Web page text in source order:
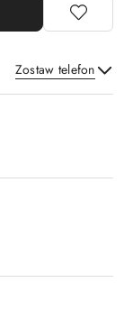
Zostaw telefon